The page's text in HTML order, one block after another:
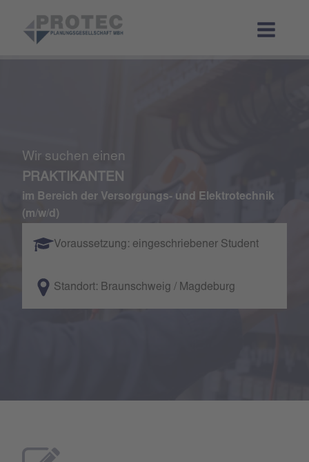
Wir suchen einen
PRAKTIKANTEN
im Bereich der Versorgungs- und Elektrotechnik
(m/w/d)
Voraussetzung: eingeschriebener Student
Standort: Braunschweig / Magdeburg